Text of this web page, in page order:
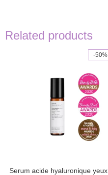
Related products
-50%
Serum acide hyaluronique yeux